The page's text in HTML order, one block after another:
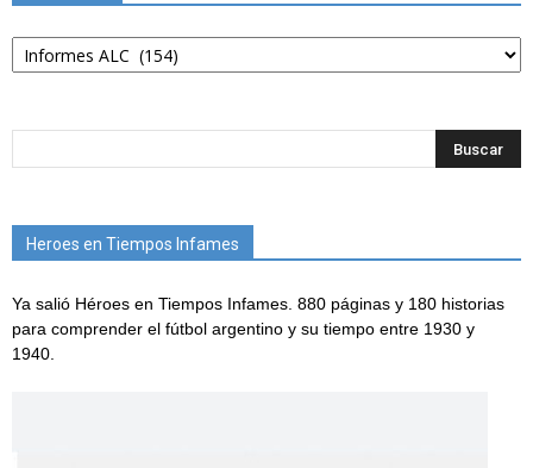
Categorías
Heroes en Tiempos Infames
Ya salió Héroes en Tiempos Infames. 880 páginas y 180 historias
para comprender el fútbol argentino y su tiempo entre 1930 y
1940.